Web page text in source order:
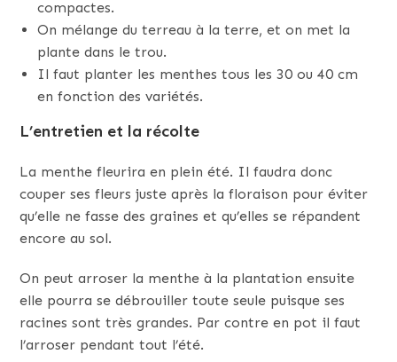
compactes.
On mélange du terreau à la terre, et on met la
plante dans le trou.
Il faut planter les menthes tous les 30 ou 40 cm
en fonction des variétés.
L’entretien et la récolte
La menthe fleurira en plein été. Il faudra donc
couper ses fleurs juste après la floraison pour éviter
qu’elle ne fasse des graines et qu’elles se répandent
encore au sol.
On peut arroser la menthe à la plantation ensuite
elle pourra se débrouiller toute seule puisque ses
racines sont très grandes. Par contre en pot il faut
l’arroser pendant tout l’été.